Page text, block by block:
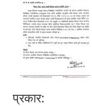
प्रकार: